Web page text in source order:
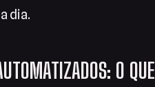
dia.
O QUE